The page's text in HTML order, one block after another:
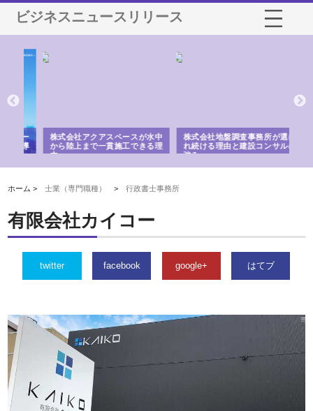
ビジネスニュースリリース
株式会社アクアスペースが水中
から陸上まで一貫施工できる理
由
株式会社地盤調査事務所が選ば
れ続ける理由と建設コンサルの
強み
ホーム >士業（専門職種） >行政書士事務所
有限会社カイコー
twitter facebook google+ はてブ